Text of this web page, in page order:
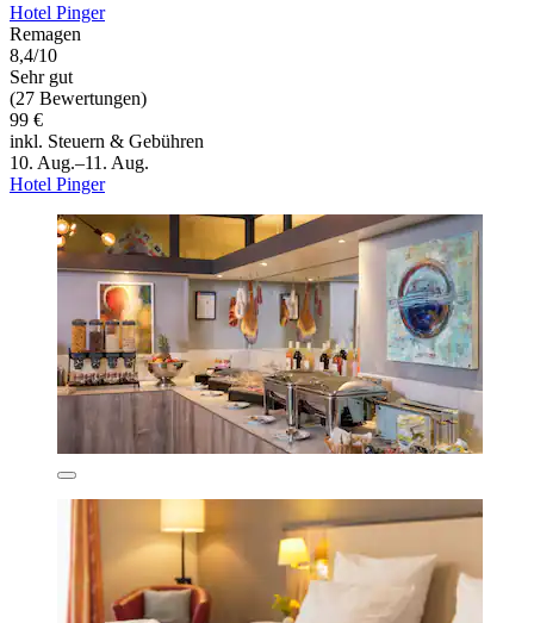
Hotel Pinger
Remagen
8,4/10
Sehr gut
(27 Bewertungen)
99 €
inkl. Steuern & Gebühren
10. Aug.–11. Aug.
Hotel Pinger